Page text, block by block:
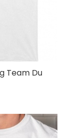
Team Du